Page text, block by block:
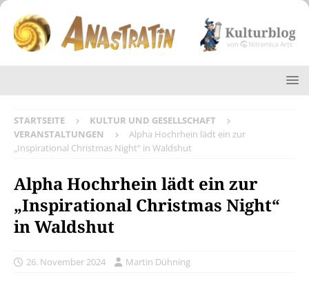
STARTSEITE
KULTUR UND GESELLSCHAFT
VERANSTALTUNGEN
Alpha Hochrhein lädt ein zur
„Inspirational Christmas Night“ in Waldshut
Alpha Hochrhein lädt ein zur
„Inspirational Christmas Night“
in Waldshut
26. November 2024 Martin Dühning